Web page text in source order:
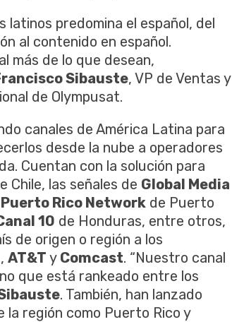
latinos predomina el español, del
al contenido en español.
más de lo que desean,
Sibauste, VP de Ventas y
de Olympusat.
canales de América Latina para
desde la nube a operadores
Cuentan con la solución para
Chile, las señales de Global Media
Puerto Rico Network de Puerto
10 de Honduras, entre otros,
de origen o región a los
, AT&T y Comcast. “Nuestro canal
que está rankeado entre los
. También, han lanzado
región como Puerto Rico y